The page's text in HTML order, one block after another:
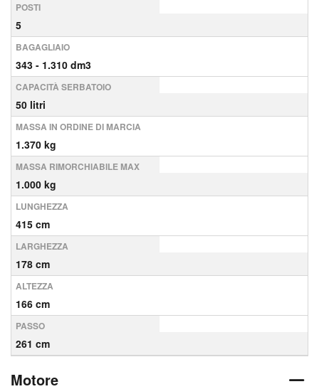
POSTI
5
BAGAGLIAIO
343 - 1.310 dm3
CAPACITÀ SERBATOIO
50 litri
MASSA IN ORDINE DI MARCIA
1.370 kg
MASSA RIMORCHIABILE MAX
1.000 kg
LUNGHEZZA
415 cm
LARGHEZZA
178 cm
ALTEZZA
166 cm
PASSO
261 cm
Motore